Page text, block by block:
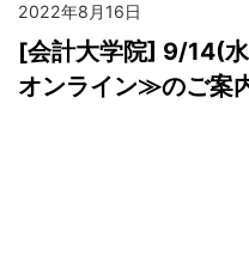
2022年8月16日
[会計大学院] 9/14(
オンライン≫のご案